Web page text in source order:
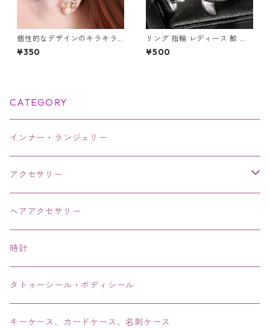
個性的なデザインのキラキラ
可愛いトカゲデザインのピア
ス 片耳用
¥350
リング 指輪 レディース 鮫 ハ
ンマーヘッド シャーク アンテ
ィーク風 サメ さめ ヴィンテー
¥500
CATEGORY
インナー・ランジェリー
アクセサリー
ネックレス・チョーカー
ピアス・イヤリング・鼻ピアス
リング・指輪
ブレス・バングル・ブレスレット・腕輪
ヘアアクセサリー
時計
タトゥーシール・ボディシール
キーケース、カードケース、名刺ケース